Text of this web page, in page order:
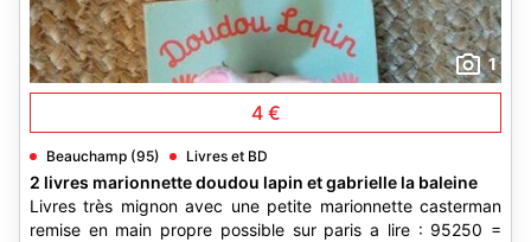
1
4 €
Beauchamp (95) Livres et BD
2 livres marionnette doudou lapin et gabrielle la baleine
Livres très mignon avec une petite marionnette casterman
remise en main propre possible sur paris a lire : 95250 =